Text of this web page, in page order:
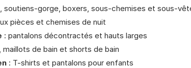
soutiens-gorge, boxers, sous-chemises et sous-
pièces et chemises de nuit
: pantalons décontractés et hauts larges
maillots de bain et shorts de bain
: T-shirts et pantalons pour enfants